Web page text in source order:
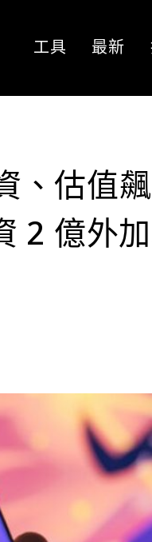
工具 最新
、估值
2 億外